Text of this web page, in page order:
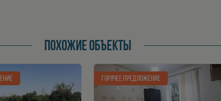
ПОХОЖИЕ ОБЪЕКТЫ
ГОРЯЧЕЕ ПРЕДЛОЖЕНИЕ